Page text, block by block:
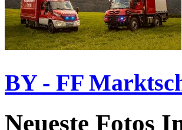
BY - FF
Neueste Fotos